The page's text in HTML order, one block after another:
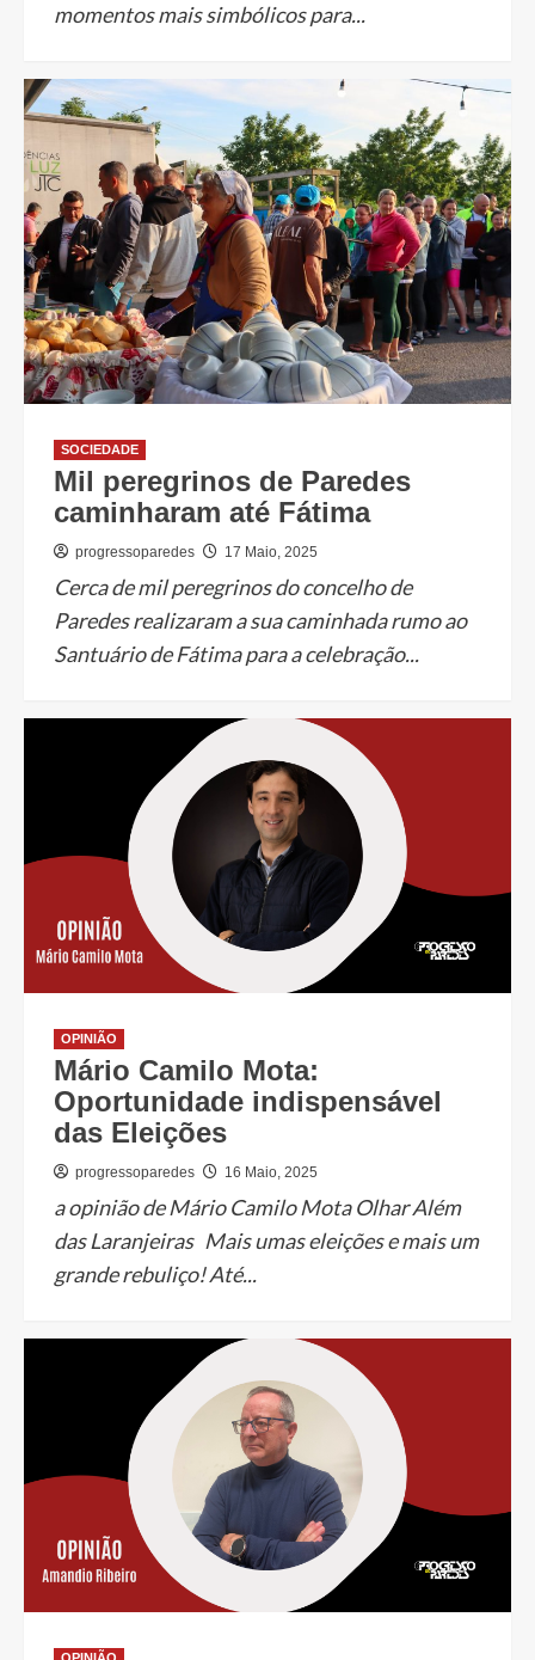
momentos mais simbólicos para...
SOCIEDADE
Mil peregrinos de Paredes
caminharam até Fátima
progressoparedes 17 Maio, 2025
Cerca de mil peregrinos do concelho de
Paredes realizaram a sua caminhada rumo ao
Santuário de Fátima para a celebração...
OPINIÃO
Mário Camilo Mota:
Oportunidade indispensável
das Eleições
progressoparedes 16 Maio, 2025
a opinião de Mário Camilo Mota Olhar Além
das Laranjeiras Mais umas eleições e mais um
grande rebuliço! Até...